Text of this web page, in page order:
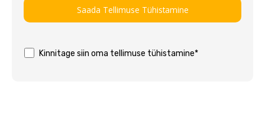
Kinnitage siin oma tellimuse tühistamine*